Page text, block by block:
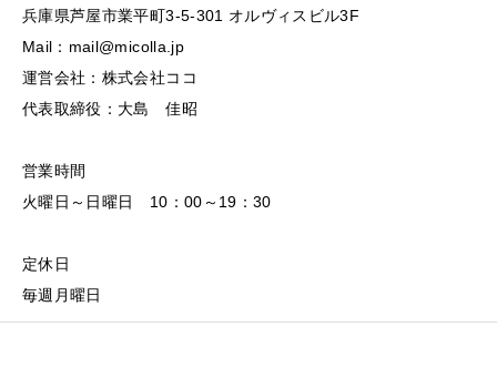
兵庫県芦屋市業平町3-5-301 オルヴィスビル3F
Mail：mail@micolla.jp
運営会社：株式会社ココ
代表取締役：大島 佳昭
営業時間
火曜日～日曜日 10：00～19：30
定休日
毎週月曜日